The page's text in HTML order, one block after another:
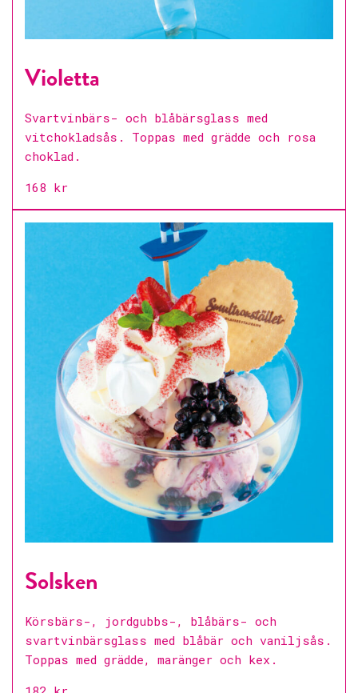
Violetta
Svartvinbärs- och blåbärsglass med
vitchokladsås. Toppas med grädde och rosa
choklad.
168 kr
Solsken
Körsbärs-, jordgubbs-, blåbärs- och
svartvinbärsglass med blåbär och vaniljsås.
Toppas med grädde, maränger och kex.